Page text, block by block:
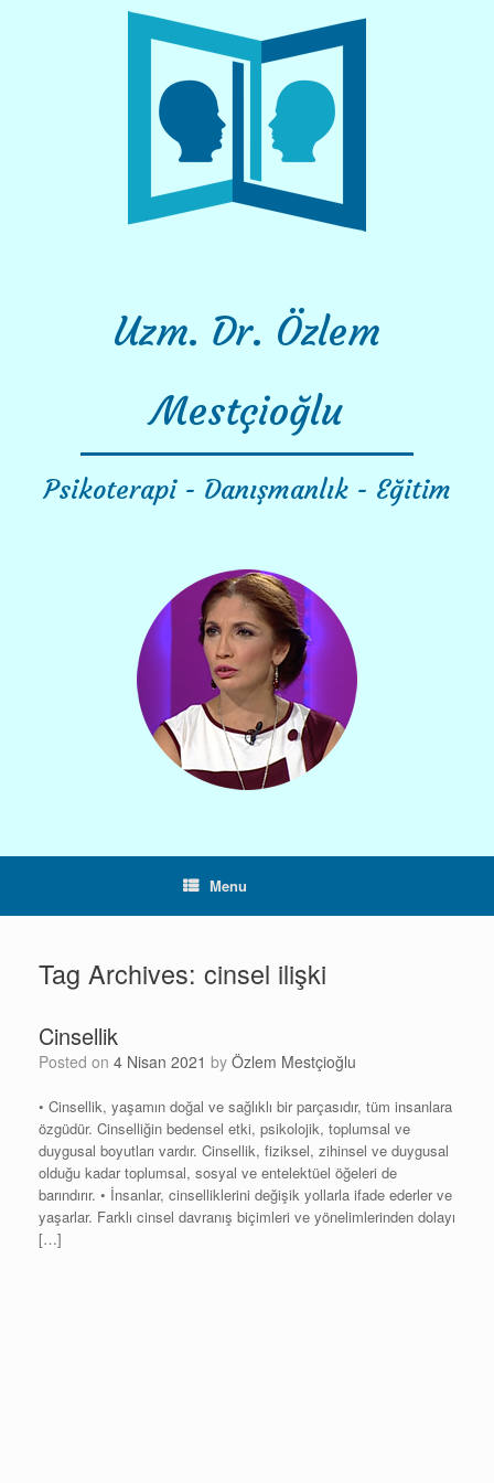
Uzm. Dr. Özlem
Mestçioğlu
Psikoterapi - Danışmanlık - Eğitim
Menu
Tag Archives: cinsel ilişki
Cinsellik
Posted on 4 Nisan 2021 by Özlem Mestçioğlu
• Cinsellik, yaşamın doğal ve sağlıklı bir parçasıdır, tüm insanlara
özgüdür. Cinselliğin bedensel etki, psikolojik, toplumsal ve
duygusal boyutları vardır. Cinsellik, fiziksel, zihinsel ve duygusal
olduğu kadar toplumsal, sosyal ve entelektüel öğeleri de
barındırır. • İnsanlar, cinselliklerini değişik yollarla ifade ederler ve
yaşarlar. Farklı cinsel davranış biçimleri ve yönelimlerinden dolayı
[…]